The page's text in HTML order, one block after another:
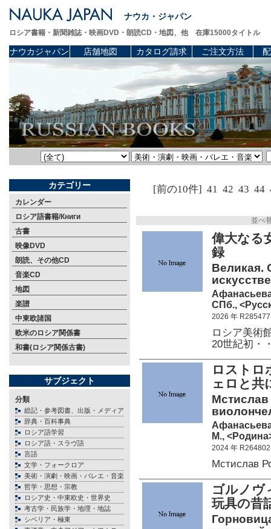
ナウカ・ジャパン
ロシア書籍・新聞雑誌・映画DVD・朗読CD・地図、他 在庫15000タイトル
ナウカジャパン 店舗地図 カタログ請求 ご注文方法
カテゴリー
カレンダー
ロシア語書籍/Книги
古書
映像DVD
朗読、その他CD
音楽CD
地図
楽譜
中東欧諸国
欧米のロシア関係書
和書(ロシア関係古書)
サブジェクト
分類
総記・参考図書、出版・メディア
辞典・百科事典
ロシア語学習
ロシア語・スラヴ語
言語
文学・フォークロア
美術・演劇・映画・バレエ・音楽
哲学・思想・宗教
ロシア史・中東欧史・世界史
考古学・民族学・地理・地誌
シベリア・極東
[前の10件] 41 42 43 44
並べ
偉大なる
録
Великая.
СПб.,
2026 年 R285477
ロシア美術
20世紀初・
ロスト
ェロと共
М.,
2024 年 R264802
Мстислав
ゴルノヴ
玩具の昔